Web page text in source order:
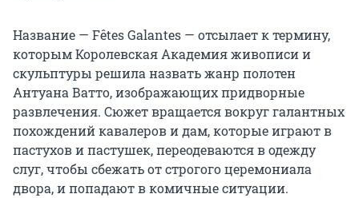
Название — Fêtes Galantes — отсылает к термину,
которым Королевская Академия живописи и
скульптуры решила назвать жанр полотен
Антуана Ватто, изображающих придворные
развлечения. Сюжет вращается вокруг галантных
похождений кавалеров и дам, которые играют в
пастухов и пастушек, переодеваются в одежду
слуг, чтобы сбежать от строгого церемониала
двора, и попадают в комичные ситуации.